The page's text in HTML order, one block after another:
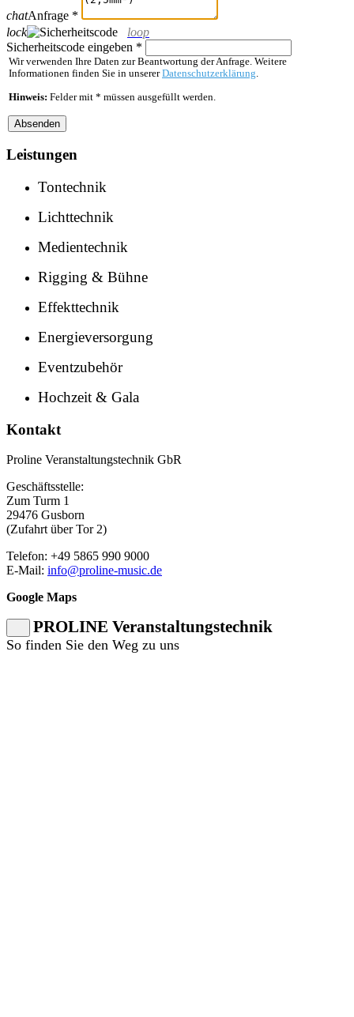
chatAnfrage *
lock
loop
Sicherheitscode eingeben *
Wir verwenden Ihre Daten zur Beantwortung der Anfrage. Weitere
Informationen finden Sie in unsererDatenschutzerklärung
Hinweis: Felder mit * müssen ausgefüllt werden.
Leistungen
Tontechnik
Lichttechnik
Medientechnik
Rigging & Bühne
Effekttechnik
Energieversorgung
Eventzubehör
Hochzeit & Gala
Kontakt
Proline Veranstaltungstechnik GbR
Geschäftsstelle:
Zum Turm 1
29476 Gusborn
(Zufahrt über Tor 2)
Telefon: +49 5865 990 9000
E-Mail: info@proline-music.de
Google Maps
PROLINE Veranstaltungstechnik
So finden Sie den Weg zu uns